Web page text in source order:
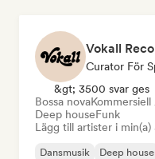
Vokall
Curator För
&gt; 3500 svar ges
Bossa nova
Deep houseFunk
Lägg till artister i
Dansmusik Deep house